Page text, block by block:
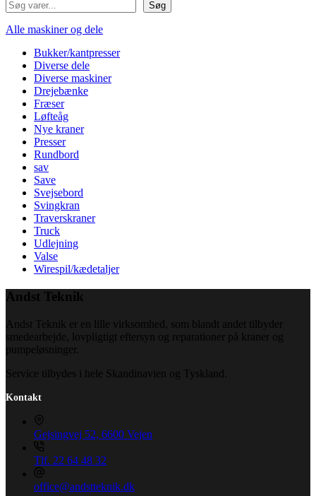
Søg
Alle maskiner og dele
Bukker/kantpresser
Diverse dele
Diverse maskiner
Drejebænke
Fræser
Løfteåg
Nye kraner
Presser
Rundbord
sav
Save
Svejsebord
Svingkran
Traverskraner
Truck
Udlejning
Valse
Wirespil/kædetaljer
Andst Teknik
Andst Teknik er en lille virksomhed, som blandt andet tilbyder
smedearbejde, lovpligtigt eftersyn og reparationer på kraner og
pumpeløsninger.
Service tilbydes i hele Skandinavien og Tyskland.
Kontakt
Gejsingvej 52, 6600 Vejen
Tlf. 22 64 48 32
office@andstteknik.dk